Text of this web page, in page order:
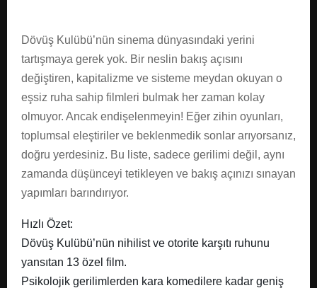
Dövüş Kulübü’nün sinema dünyasındaki yerini
tartışmaya gerek yok. Bir neslin bakış açısını
değiştiren, kapitalizme ve sisteme meydan okuyan o
eşsiz ruha sahip filmleri bulmak her zaman kolay
olmuyor. Ancak endişelenmeyin! Eğer zihin oyunları,
toplumsal eleştiriler ve beklenmedik sonlar arıyorsanız,
doğru yerdesiniz. Bu liste, sadece gerilimi değil, aynı
zamanda düşünceyi tetikleyen ve bakış açınızı sınayan
yapımları barındırıyor.
Hızlı Özet:
Dövüş Kulübü’nün nihilist ve otorite karşıtı ruhunu
yansıtan 13 özel film.
Psikolojik gerilimlerden kara komedilere kadar geniş